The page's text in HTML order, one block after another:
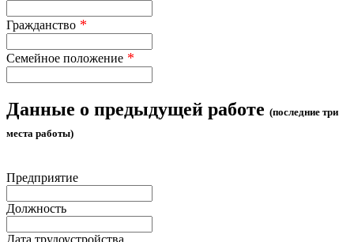
Гражданство *
Семейное положение *
Данные о предыдущей работе (последние три
места работы)
Предприятие
Должность